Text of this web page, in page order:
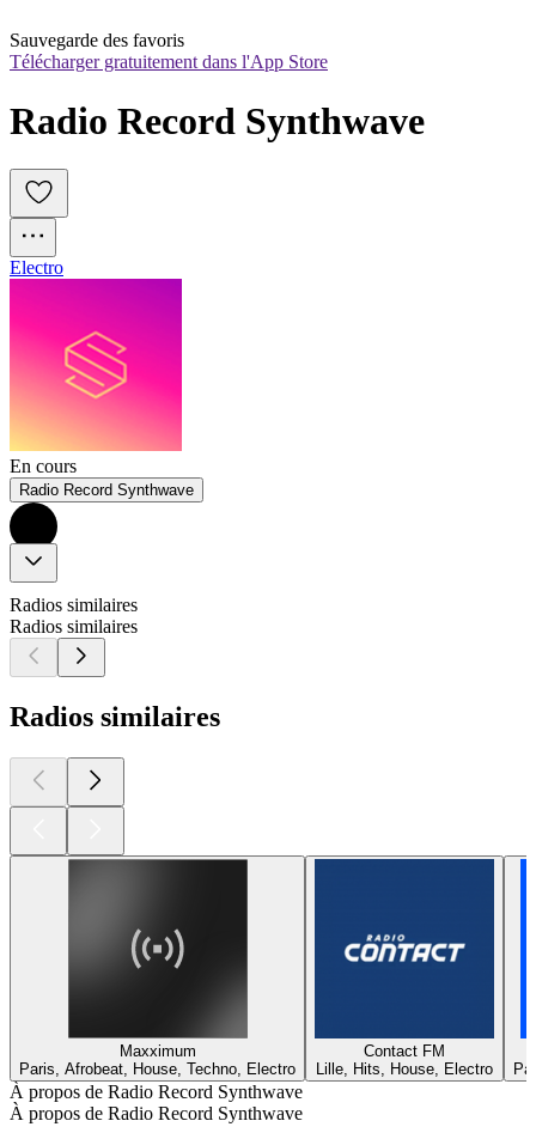
Sauvegarde des favoris
Télécharger gratuitement dans l'App Store
Radio Record Synthwave
Electro
En cours
Radio Record Synthwave
Radios similaires
Radios similaires
Radios similaires
Maxximum
Paris, Afrobeat, House, Techno, Electro
Contact FM
Lille, Hits, House, Electro
À propos de Radio Record Synthwave
À propos de Radio Record Synthwave